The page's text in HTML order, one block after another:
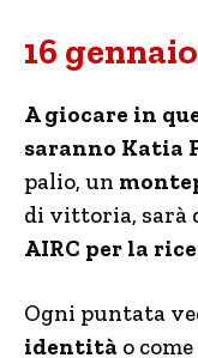
16 gennaio
A giocare in
saranno Katia
palio, un
di vittoria, sarà
AIRC per la
Ogni puntata
identità o